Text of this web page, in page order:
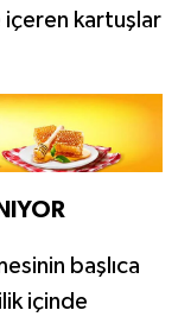
kartuşlar
başlıca
içinde